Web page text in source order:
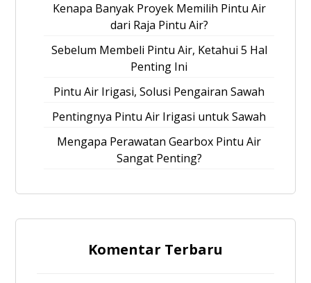
Kenapa Banyak Proyek Memilih Pintu Air
dari Raja Pintu Air?
Sebelum Membeli Pintu Air, Ketahui 5 Hal
Penting Ini
Pintu Air Irigasi, Solusi Pengairan Sawah
Pentingnya Pintu Air Irigasi untuk Sawah
Mengapa Perawatan Gearbox Pintu Air
Sangat Penting?
Komentar Terbaru